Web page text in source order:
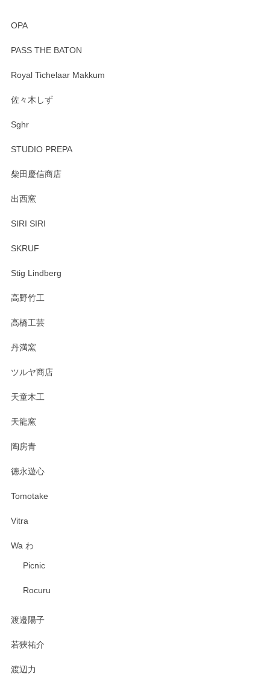
OPA
PASS THE BATON
Royal Tichelaar Makkum
佐々木しず
Sghr
STUDIO PREPA
柴田慶信商店
出西窯
SIRI SIRI
SKRUF
Stig Lindberg
高野竹工
高橋工芸
丹満窯
ツルヤ商店
天童木工
天龍窯
陶房青
徳永遊心
Tomotake
Vitra
Wa わ
Picnic
Rocuru
渡邉陽子
若狹祐介
渡辺力